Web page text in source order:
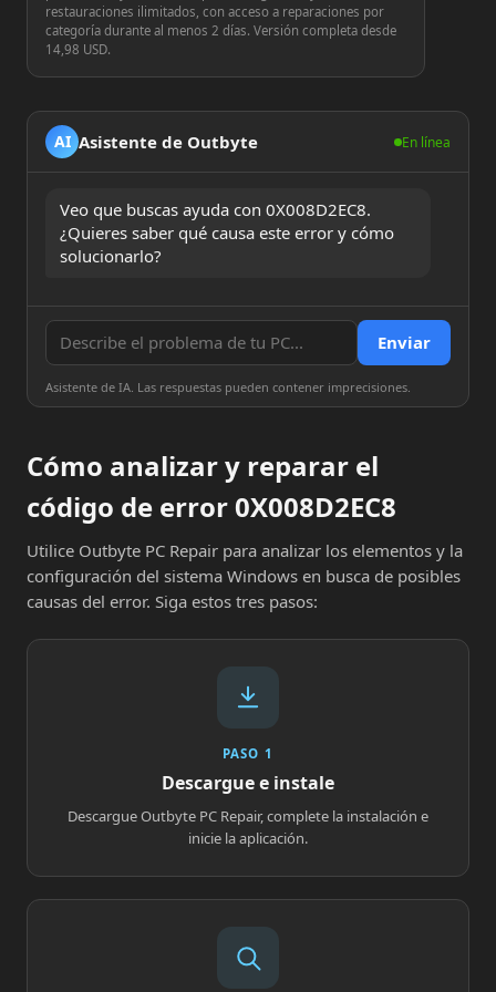
restauraciones ilimitados, con acceso a reparaciones por
categoría durante al menos 2 días. Versión completa desde
14,98 USD.
AI Asistente de Outbyte En línea
Veo que buscas ayuda con 0X008D2EC8.
¿Quieres saber qué causa este error y cómo
solucionarlo?
Enviar
Asistente de IA. Las respuestas pueden contener imprecisiones.
Cómo analizar y reparar el
código de error 0X008D2EC8
Utilice Outbyte PC Repair para analizar los elementos y la
configuración del sistema Windows en busca de posibles
causas del error. Siga estos tres pasos:
PASO 1
Descargue e instale
Descargue Outbyte PC Repair, complete la instalación e
inicie la aplicación.